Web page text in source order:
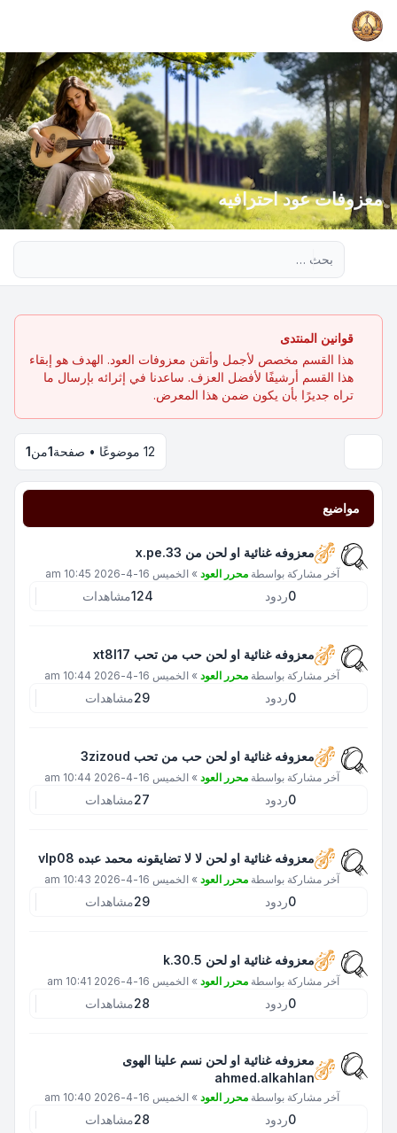
معزوفات عود احترافيه
قوانين المنتدى
هذا القسم مخصص لأجمل وأتقن معزوفات العود. الهدف هو إبقاء
هذا القسم أرشيفًا لأفضل العزف. ساعدنا في إثرائه بإرسال ما
تراه جديرًا بأن يكون ضمن هذا المعرض.
12 موضوعًا • صفحة 1من1
مواضيع
معزوفه غنائية او لحن من x.pe.33
آخر مشاركة بواسطة محرر العود » الخميس 16-4-2026 10:45 am
0ردود 124مشاهدات
معزوفه غنائية او لحن حب من تحب xt8l17
آخر مشاركة بواسطة محرر العود » الخميس 16-4-2026 10:44 am
0ردود 29مشاهدات
معزوفه غنائية او لحن حب من تحب 3zizoud
آخر مشاركة بواسطة محرر العود » الخميس 16-4-2026 10:44 am
0ردود 27مشاهدات
معزوفه غنائية او لحن لا لا تضايقونه محمد عبده vlp08
آخر مشاركة بواسطة محرر العود » الخميس 16-4-2026 10:43 am
0ردود 29مشاهدات
معزوفه غنائية او لحن k.30.5
آخر مشاركة بواسطة محرر العود » الخميس 16-4-2026 10:41 am
0ردود 28مشاهدات
معزوفه غنائية او لحن نسم علينا الهوى
ahmed.alkahlan
آخر مشاركة بواسطة محرر العود » الخميس 16-4-2026 10:40 am
0ردود 28مشاهدات